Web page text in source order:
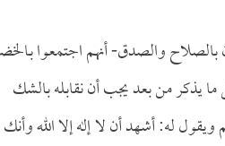
والصدق- أنهم اجتمعوا
يذكر من بعد يجب أن نقابله بالشك
له: أشهد أن لا إله إلا الله وأنك